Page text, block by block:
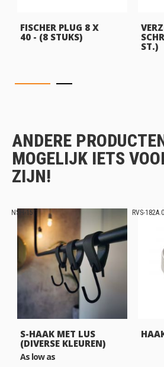
FISCHER PLUG 8 X
40 - (8 STUKS)
ST.)
ANDERE
MOGELIJK IETS
ZIJN!
NSH-15
S-HAAK MET LUS
(DIVERSE KLEUREN)
As low as
RVS-